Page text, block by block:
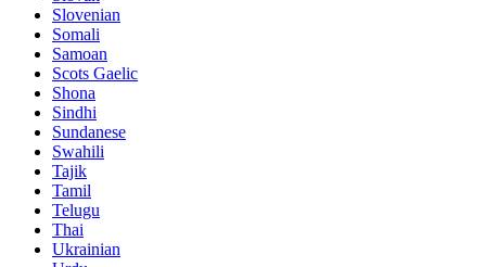
Slovenian
Somali
Samoan
Scots Gaelic
Shona
Sindhi
Sundanese
Swahili
Tajik
Tamil
Telugu
Thai
Ukrainian